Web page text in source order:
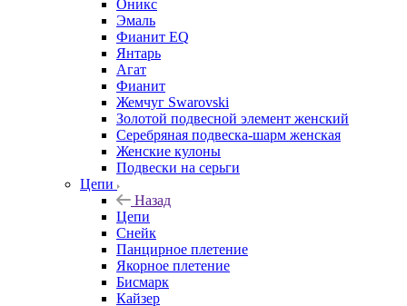
Оникс
Эмаль
Фианит EQ
Янтарь
Агат
Фианит
Жемчуг Swarovski
Золотой подвесной элемент женcкий
Серебряная подвеска-шарм женская
Женские кулоны
Подвески на серьги
Цепи
Назад
Цепи
Снейк
Панцирное плетение
Якорное плетение
Бисмарк
Кайзер